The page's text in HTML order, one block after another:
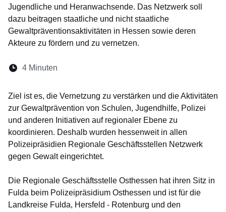
Jugendliche und Heranwachsende. Das Netzwerk soll
dazu beitragen staatliche und nicht staatliche
Gewaltpräventionsaktivitäten in Hessen sowie deren
Akteure zu fördern und zu vernetzen.
Lesedauer:
4 Minuten
Ziel ist es, die Vernetzung zu verstärken und die Aktivitäten
zur Gewaltprävention von Schulen, Jugendhilfe, Polizei
und anderen Initiativen auf regionaler Ebene zu
koordinieren. Deshalb wurden hessenweit in allen
Polizeipräsidien Regionale Geschäftsstellen Netzwerk
gegen Gewalt eingerichtet.
Die Regionale Geschäftsstelle Osthessen hat ihren Sitz in
Fulda beim Polizeipräsidium Osthessen und ist für die
Landkreise Fulda, Hersfeld - Rotenburg und den